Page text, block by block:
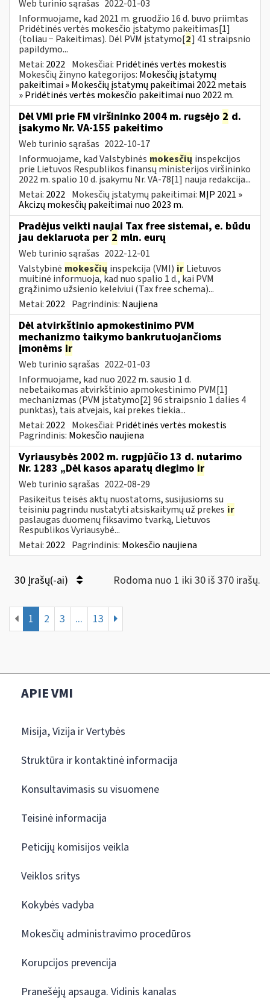
Web turinio sąrašas 2022-01-03
Informuojame, kad 2021 m. gruodžio 16 d. buvo priimtas
Pridėtinės vertės mokesčio įstatymo pakeitimas[1]
(toliau − Pakeitimas). Dėl PVM įstatymo[2] 41 straipsnio
papildymo...
Metai: 2022 Mokesčiai: Pridėtinės vertės mokestis
Mokesčių žinyno kategorijos: Mokesčių įstatymų
pakeitimai » Mokesčių įstatymų pakeitimai 2022 metais
» Pridėtinės vertės mokesčio pakeitimai nuo 2022 m.
Dėl VMI prie FM viršininko 2004 m. rugsėjo 2 d.
įsakymo Nr. VA-155 pakeitimo
Web turinio sąrašas 2022-10-17
Informuojame, kad Valstybinės mokesčių inspekcijos
prie Lietuvos Respublikos finansų ministerijos viršininko
2022 m. spalio 10 d. įsakymu Nr. VA-78[1] nauja redakcija...
Metai: 2022 Mokesčių įstatymų pakeitimai: MĮP 2021 »
Akcizų mokesčių pakeitimai nuo 2023 m.
Pradėjus veikti naujai Tax free sistemai, e. būdu
jau deklaruota per 2 mln. eurų
Web turinio sąrašas 2022-12-01
Valstybinė mokesčių inspekcija (VMI) ir Lietuvos
muitinė informuoja, kad nuo spalio 1 d., kai PVM
grąžinimo užsienio keleiviui (Tax free schema)...
Metai: 2022 Pagrindinis: Naujiena
Dėl atvirkštinio apmokestinimo PVM
mechanizmo taikymo bankrutuojančioms
įmonėms ir
Web turinio sąrašas 2022-01-03
Informuojame, kad nuo 2022 m. sausio 1 d.
nebetaikomas atvirkštinio apmokestinimo PVM[1]
mechanizmas (PVM įstatymo[2] 96 straipsnio 1 dalies 4
punktas), tais atvejais, kai prekes tiekia...
Metai: 2022 Mokesčiai: Pridėtinės vertės mokestis
Pagrindinis: Mokesčio naujiena
Vyriausybės 2002 m. rugpjūčio 13 d. nutarimo
Nr. 1283 „Dėl kasos aparatų diegimo ir
Web turinio sąrašas 2022-08-29
Pasikeitus teisės aktų nuostatoms, susijusioms su
teisiniu pagrindu nustatyti atsiskaitymų už prekes ir
paslaugas duomenų fiksavimo tvarką, Lietuvos
Respublikos Vyriausybė...
Metai: 2022 Pagrindinis: Mokesčio naujiena
30 Įrašų(-ai) Rodoma nuo 1 iki 30 iš 370 irašų.
1 2 3 ... 13
APIE VMI
Misija, Vizija ir Vertybės
Struktūra ir kontaktinė informacija
Konsultavimasis su visuomene
Teisinė informacija
Peticijų komisijos veikla
Veiklos sritys
Kokybės vadyba
Mokesčių administravimo procedūros
Korupcijos prevencija
Pranešėjų apsauga. Vidinis kanalas